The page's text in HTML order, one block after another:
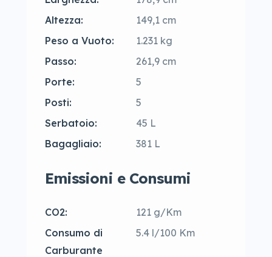
Altezza:
149,1 cm
Peso a Vuoto:
1.231 kg
Passo:
261,9 cm
Porte:
5
Posti:
5
Serbatoio:
45 L
Bagagliaio:
381 L
Emissioni e Consumi
CO2:
121 g/Km
Consumo di
Carburante
5.4 l/100 Km